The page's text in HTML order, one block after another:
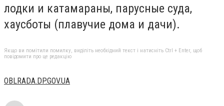
лодки и катамараны, парусные суда,
хаусботы (плавучие дома и дачи).
Якщо ви помітили помилку, виділіть необхідний текст і натисніть Ctrl + Enter, щоб
повідомити про це редакцію
OBLRADA.DP.GOV.UA